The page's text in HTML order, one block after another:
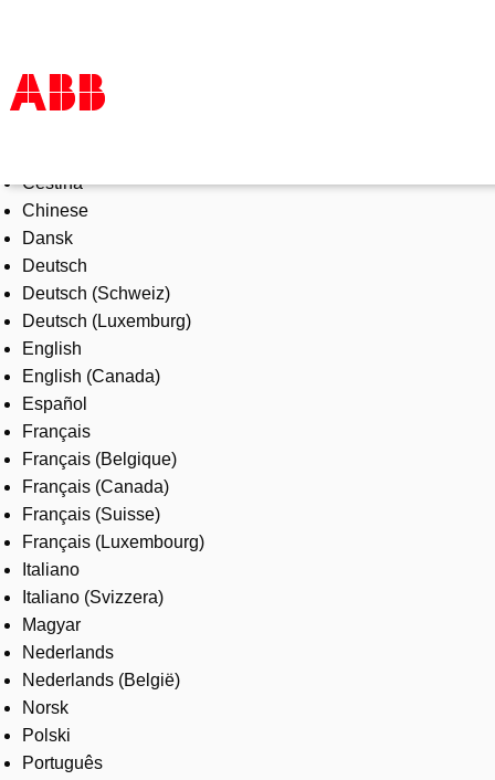
Products & Solutions
Industries
Services
About us
Where to buy
Contact us
Careers
Čeština
Chinese
Dansk
Deutsch
Deutsch (Schweiz)
Deutsch (Luxemburg)
English
English (Canada)
Español
Français
Français (Belgique)
Français (Canada)
Français (Suisse)
Français (Luxembourg)
Italiano
Italiano (Svizzera)
Magyar
Nederlands
Nederlands (België)
Norsk
Polski
Português